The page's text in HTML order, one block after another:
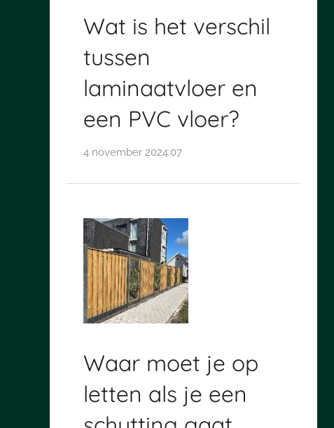
Wat is het verschil
tussen
laminaatvloer en
een PVC vloer?
4 november 2024:07
Waar moet je op
letten als je een